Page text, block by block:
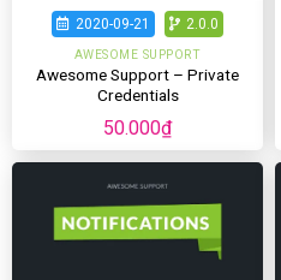
2020-09-21 2.0.0
AWESOME SUPPORT
Awesome Support – Private
Credentials
50.000₫